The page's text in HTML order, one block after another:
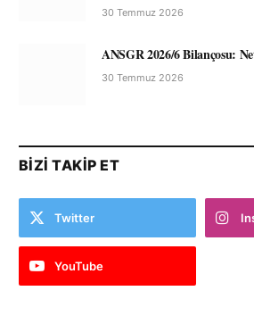
30 Temmuz 2026
ANSGR 2026/6 Bilançosu:
30 Temmuz 2026
BIZI TAKIP ET
Twitter
YouTube